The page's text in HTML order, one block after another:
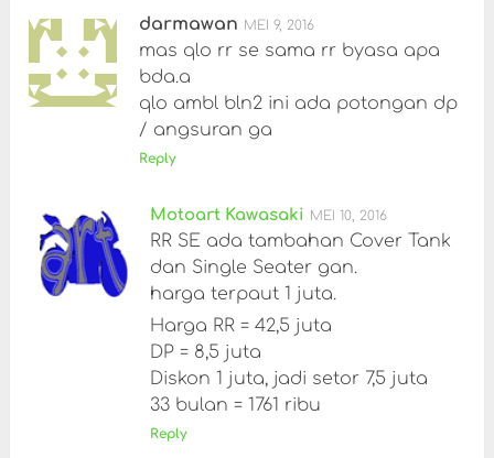
darmawan MEI 9, 2016
mas qlo rr se sama rr byasa apa
bda.a
qlo ambl bln2 ini ada potongan dp
/ angsuran ga
Reply
Motoart Kawasaki MEI 10, 2016
RR SE ada tambahan Cover Tank
dan Single Seater gan.
harga terpaut 1 juta.
Harga RR = 42,5 juta
DP = 8,5 juta
Diskon 1 juta, jadi setor 7,5 juta
33 bulan = 1761 ribu
Reply